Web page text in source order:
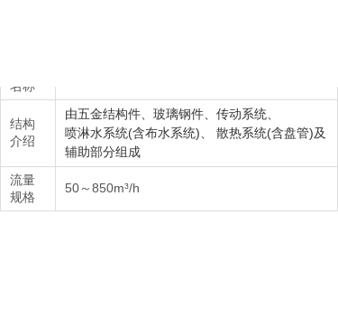
名称
结构
介绍
由五金结构件、玻璃钢件、传动系统、
喷淋水系统(含布水系统)、 散热系统(含盘管)及
辅助部分组成
流量
规格
50～850m³/h